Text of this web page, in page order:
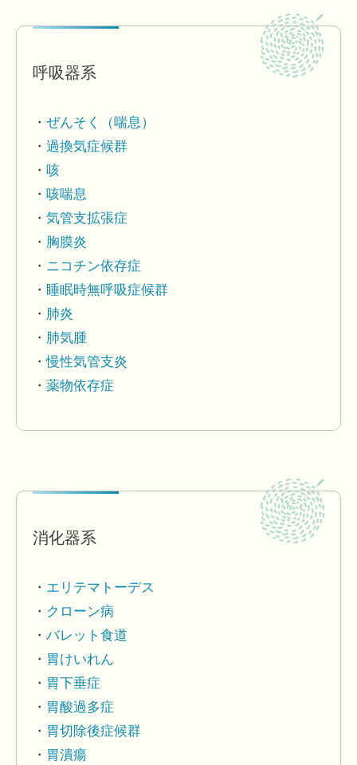
呼吸器系
ぜんそく（喘息）
過換気症候群
咳
咳喘息
気管支拡張症
胸膜炎
ニコチン依存症
睡眠時無呼吸症候群
肺炎
肺気腫
慢性気管支炎
薬物依存症
消化器系
エリテマトーデス
クローン病
バレット食道
胃けいれん
胃下垂症
胃酸過多症
胃切除後症候群
胃潰瘍